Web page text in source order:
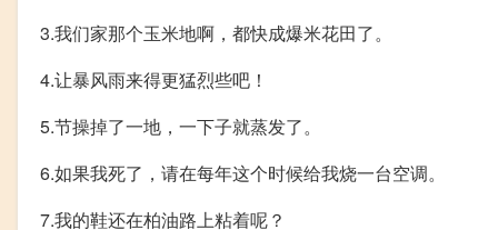
3.我们家那个玉米地啊，都快成爆米花田了。
4.让暴风雨来得更猛烈些吧！
5.节操掉了一地，一下子就蒸发了。
6.如果我死了，请在每年这个时候给我烧一台空调。
7.我的鞋还在柏油路上粘着呢？